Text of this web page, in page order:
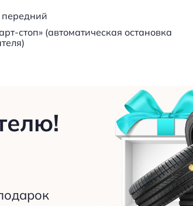
стоп» (автоматическая остановка